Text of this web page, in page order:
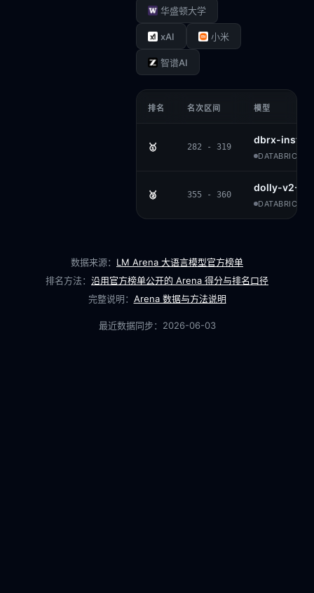
华盛顿大学
xAI 小米
智谱AI
排名 名次区间 模型
🥇 282 - 319
dbrx-
DATABRICKS
🥈 355 - 360
dolly-v2-
DATABRICKS
数据来源： LM Arena 大语言模型官方榜单
排名方法： 沿用官方榜单公开的 Arena 得分与排名口径
完整说明： Arena 数据与方法说明
最近数据同步： 2026-06-03